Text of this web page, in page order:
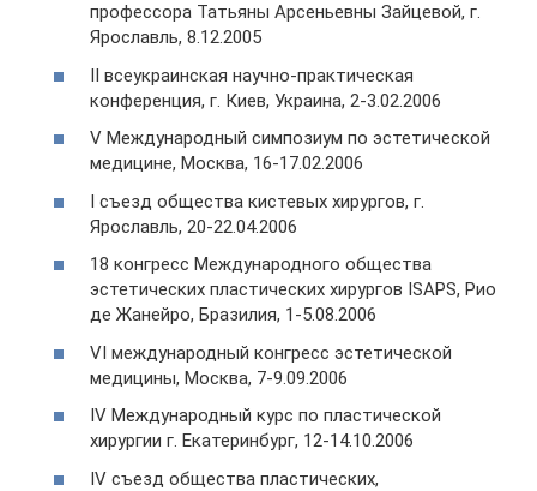
профессора Татьяны Арсеньевны Зайцевой, г.
Ярославль, 8.12.2005
II всеукраинская научно-практическая
конференция, г. Киев, Украина, 2-3.02.2006
V Международный симпозиум по эстетической
медицине, Москва, 16-17.02.2006
I съезд общества кистевых хирургов, г.
Ярославль, 20-22.04.2006
18 конгресс Международного общества
эстетических пластических хирургов ISAPS, Рио
де Жанейро, Бразилия, 1-5.08.2006
VI международный конгресс эстетической
медицины, Москва, 7-9.09.2006
IV Международный курс по пластической
хирургии г. Екатеринбург, 12-14.10.2006
IV съезд общества пластических,